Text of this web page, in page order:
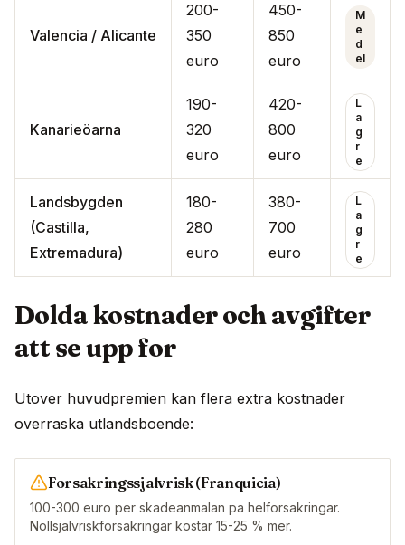
Valencia / Alicante
200-
350
euro
450-
850
euro
M
e
d
el
Kanarieöarna
190-
320
euro
420-
800
euro
L
a
g
r
e
Landsbygden
(Castilla,
Extremadura)
180-
280
euro
380-
700
euro
L
a
g
r
e
Dolda kostnader och avgifter
att se upp for
Utover huvudpremien kan flera extra kostnader
overraska utlandsboende:
Forsakringssjalvrisk (Franquicia)
100-300 euro per skadeanmalan pa helforsakringar.
Nollsjalvriskforsakringar kostar 15-25 % mer.